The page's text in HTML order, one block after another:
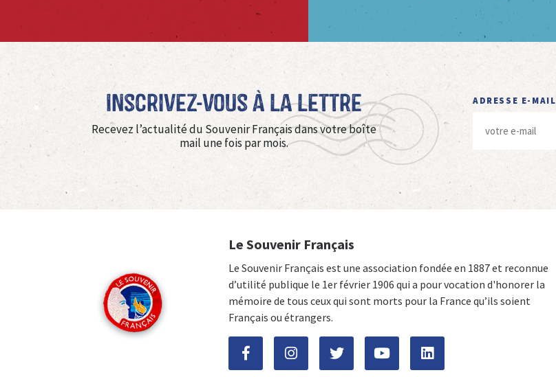
Inscrivez-vous à La Lettre
Recevez l’actualité du Souvenir Français dans votre boîte
mail une fois par mois.
ADRESSE E-MAIL
Le Souvenir Français
Le Souvenir Français est une association fondée en 1887 et reconnue
d’utilité publique le 1er février 1906 qui a pour vocation d'honorer la
mémoire de tous ceux qui sont morts pour la France qu’ils soient
Français ou étrangers.